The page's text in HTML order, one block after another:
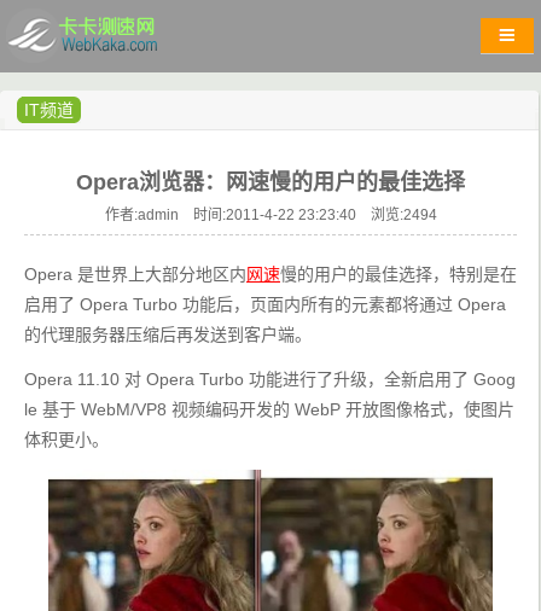
IT频道
Opera浏览器：网速慢的用户的最佳选择
作者:admin 时间:2011-4-22 23:23:40 浏览:2494
Opera 是世界上大部分地区内网速慢的用户的最佳选择，特别是在
启用了 Opera Turbo 功能后，页面内所有的元素都将通过 Opera
的代理服务器压缩后再发送到客户端。
Opera 11.10 对 Opera Turbo 功能进行了升级，全新启用了 Goog
le 基于 WebM/VP8 视频编码开发的 WebP 开放图像格式，使图片
体积更小。